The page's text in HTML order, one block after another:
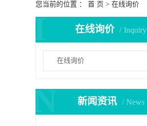
您当前的位置 ： 首 页 > 在线询价
在线询价 Inquiry
I
在线询价
新闻资讯 News
N